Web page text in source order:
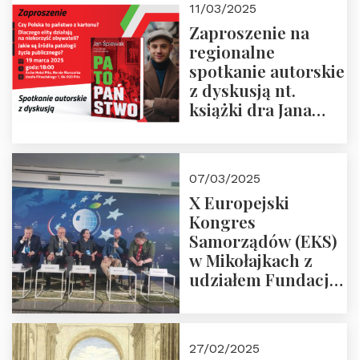
i prof.
Krasnodębski
11/03/2025
Zaproszenie na
regionalne
spotkanie autorskie
z dyskusją nt.
książki dra Jana
07/03/2025
X Europejski
Kongres
Samorządów (EKS)
w Mikołajkach z
udziałem Fundacji
27/02/2025